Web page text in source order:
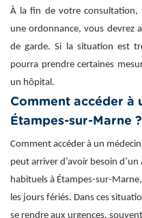
À la fin de votre consultation,
une ordonnance, vous devrez
de garde. Si la situation est
pourra prendre certaines
un hôpital.
Comment accéder à
Étampes-sur-Marne ?
Comment accéder à un
peut arriver d’avoir besoin
habituels à Étampes-sur-
les jours fériés. Dans ces
se rendre aux urgences,